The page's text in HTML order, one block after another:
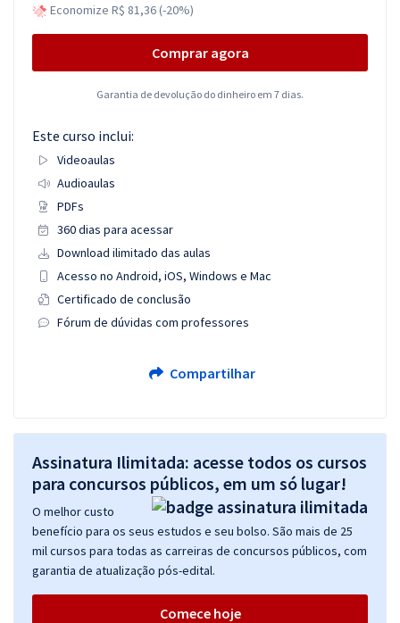
Economize R$ 81,36 (-20%)
Comprar agora
Garantia de devolução do dinheiro em 7 dias.
Este curso inclui:
Videoaulas
Audioaulas
PDFs
360 dias para acessar
Download ilimitado das aulas
Acesso no Android, iOS, Windows e Mac
Certificado de conclusão
Fórum de dúvidas com professores
Compartilhar
Assinatura Ilimitada: acesse todos os cursos
para concursos públicos, em um só lugar!
O melhor custo
benefício para os seus estudos e seu bolso. São mais de 25
mil cursos para todas as carreiras de concursos públicos, com
garantia de atualização pós-edital.
Comece hoje